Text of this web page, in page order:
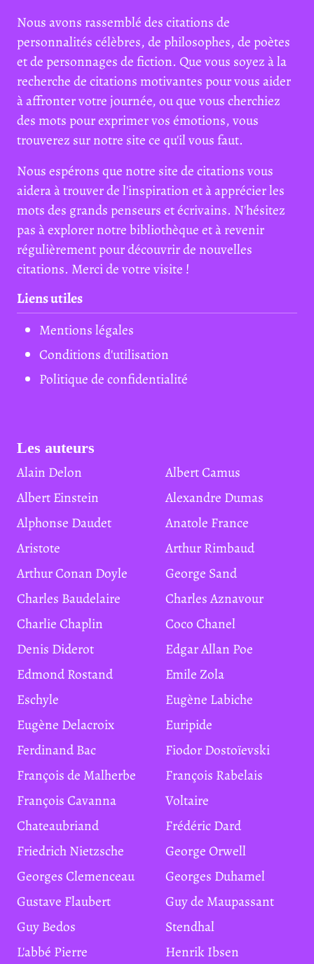
Nous avons rassemblé des citations de
personnalités célèbres, de philosophes, de poètes
et de personnages de fiction. Que vous soyez à la
recherche de citations motivantes pour vous aider
à affronter votre journée, ou que vous cherchiez
des mots pour exprimer vos émotions, vous
trouverez sur notre site ce qu'il vous faut.
Nous espérons que notre site de citations vous
aidera à trouver de l'inspiration et à apprécier les
mots des grands penseurs et écrivains. N'hésitez
pas à explorer notre bibliothèque et à revenir
régulièrement pour découvrir de nouvelles
citations. Merci de votre visite !
Liens utiles
Mentions légales
Conditions d'utilisation
Politique de confidentialité
Les auteurs
Alain Delon
Albert Camus
Albert Einstein
Alexandre Dumas
Alphonse Daudet
Anatole France
Aristote
Arthur Rimbaud
Arthur Conan Doyle
George Sand
Charles Baudelaire
Charles Aznavour
Charlie Chaplin
Coco Chanel
Denis Diderot
Edgar Allan Poe
Edmond Rostand
Emile Zola
Eschyle
Eugène Labiche
Eugène Delacroix
Euripide
Ferdinand Bac
Fiodor Dostoïevski
François de Malherbe
François Rabelais
François Cavanna
Voltaire
Chateaubriand
Frédéric Dard
Friedrich Nietzsche
George Orwell
Georges Clemenceau
Georges Duhamel
Gustave Flaubert
Guy de Maupassant
Guy Bedos
Stendhal
L'abbé Pierre
Henrik Ibsen